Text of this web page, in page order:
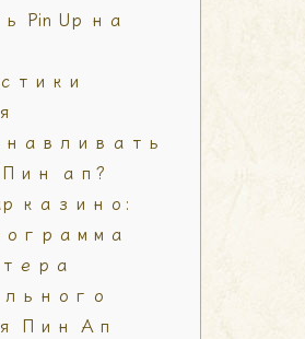
Up на
ап?
казино:
Пин Ап